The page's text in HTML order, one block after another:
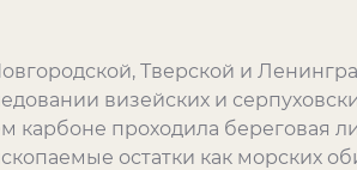
Тверской и
визейских и
карбоне проходила береговая
остатки как морских